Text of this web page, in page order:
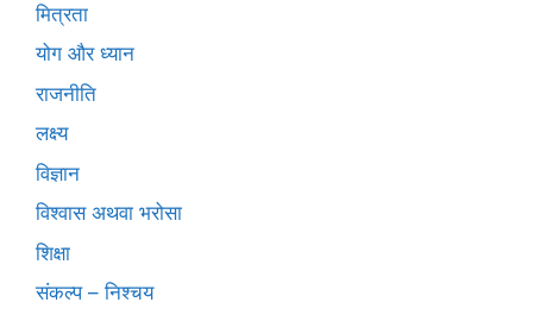
मित्रता
योग और ध्यान
राजनीति
लक्ष्य
विज्ञान
विश्वास अथवा भरोसा
शिक्षा
संकल्प – निश्चय